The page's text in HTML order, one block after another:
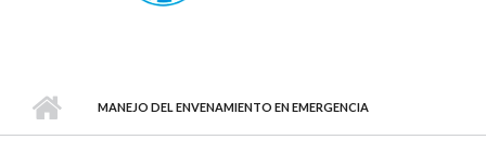
MANEJO DEL ENVENAMIENTO EN EMERGENCIA